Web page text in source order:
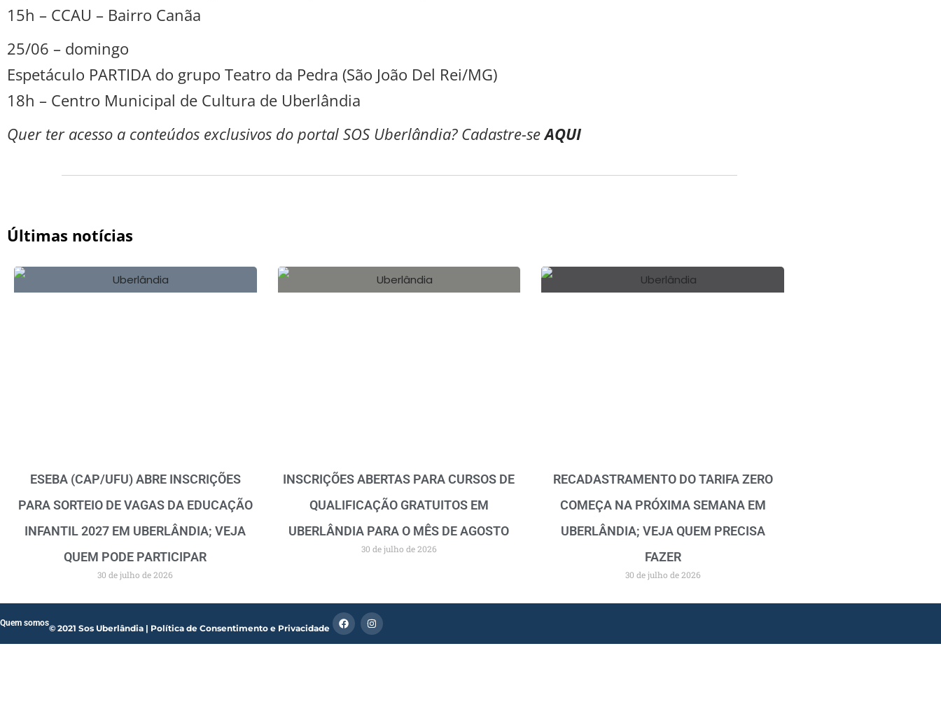
15h – CCAU – Bairro Canãa
25/06 – domingo
Espetáculo PARTIDA do grupo Teatro da Pedra (São João Del Rei/MG)
18h – Centro Municipal de Cultura de Uberlândia
Quer ter acesso a conteúdos exclusivos do portal SOS Uberlândia? Cadastre-seAQUI
Últimas notícias
ESEBA (CAP/UFU) ABRE INSCRIÇÕES
PARA SORTEIO DE VAGAS DA EDUCAÇÃO
INFANTIL 2027 EM UBERLÂNDIA; VEJA
QUEM PODE PARTICIPAR
30 de julho de 2026
INSCRIÇÕES ABERTAS PARA CURSOS DE
QUALIFICAÇÃO GRATUITOS EM
UBERLÂNDIA PARA O MÊS DE AGOSTO
30 de julho de 2026
RECADASTRAMENTO DO TARIFA ZERO
COMEÇA NA PRÓXIMA SEMANA EM
UBERLÂNDIA; VEJA QUEM PRECISA
FAZER
30 de julho de 2026
© 2021 Sos Uberlândia | Política de Consentimento e Privacidade
Quem somos
F
a
I
n